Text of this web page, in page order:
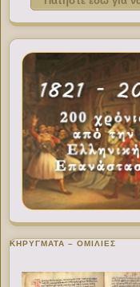
ΚΗΡΥΓΜΑΤΑ – ΟΜΙΛΙΕΣ